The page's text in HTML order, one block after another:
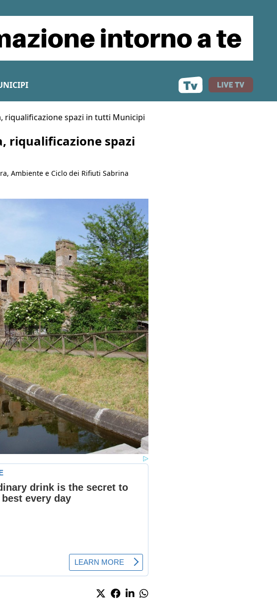
riqualificazione spazi in tutti Municipi
riqualificazione spazi
Ambiente e Ciclo dei Rifiuti Sabrina